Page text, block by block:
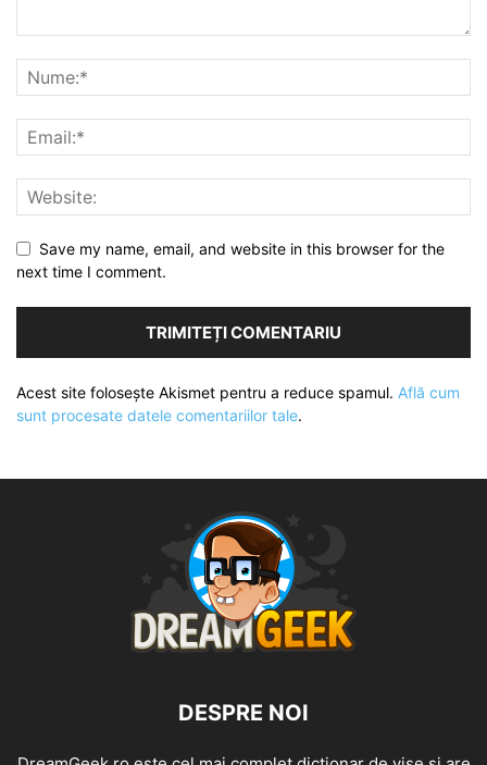
Save my name, email, and website in this browser for the
next time I comment.
Acest site folosește Akismet pentru a reduce spamul. Află cum
sunt procesate datele comentariilor tale.
DESPRE NOI